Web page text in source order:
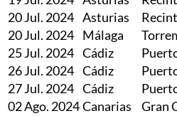
20 Jul. 2024 Asturias
20 Jul. 2024
Málaga
25 Jul. 2024 Cádiz
26 Jul. 2024 Cádiz
27 Jul. 2024 Cádiz
02 Ago. 2024Canarias
Gran